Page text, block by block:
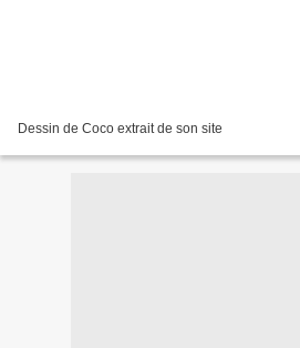
Dessin de Coco extrait de son site